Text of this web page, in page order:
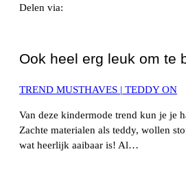
Delen via:
Ook heel erg leuk om te
TREND MUSTHAVES | TEDDY ON
Van deze kindermode trend kun je je
Zachte materialen als teddy, wollen
wat heerlijk aaibaar is! Al…